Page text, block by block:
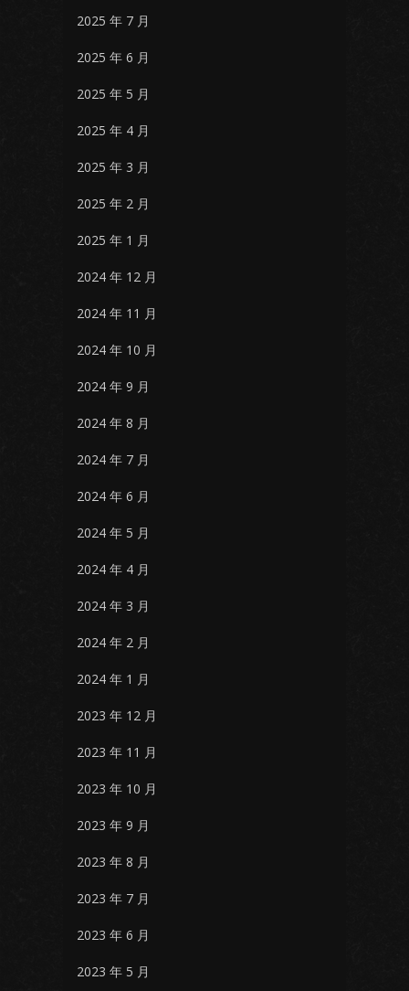
2025 年 7 月
2025 年 6 月
2025 年 5 月
2025 年 4 月
2025 年 3 月
2025 年 2 月
2025 年 1 月
2024 年 12 月
2024 年 11 月
2024 年 10 月
2024 年 9 月
2024 年 8 月
2024 年 7 月
2024 年 6 月
2024 年 5 月
2024 年 4 月
2024 年 3 月
2024 年 2 月
2024 年 1 月
2023 年 12 月
2023 年 11 月
2023 年 10 月
2023 年 9 月
2023 年 8 月
2023 年 7 月
2023 年 6 月
2023 年 5 月